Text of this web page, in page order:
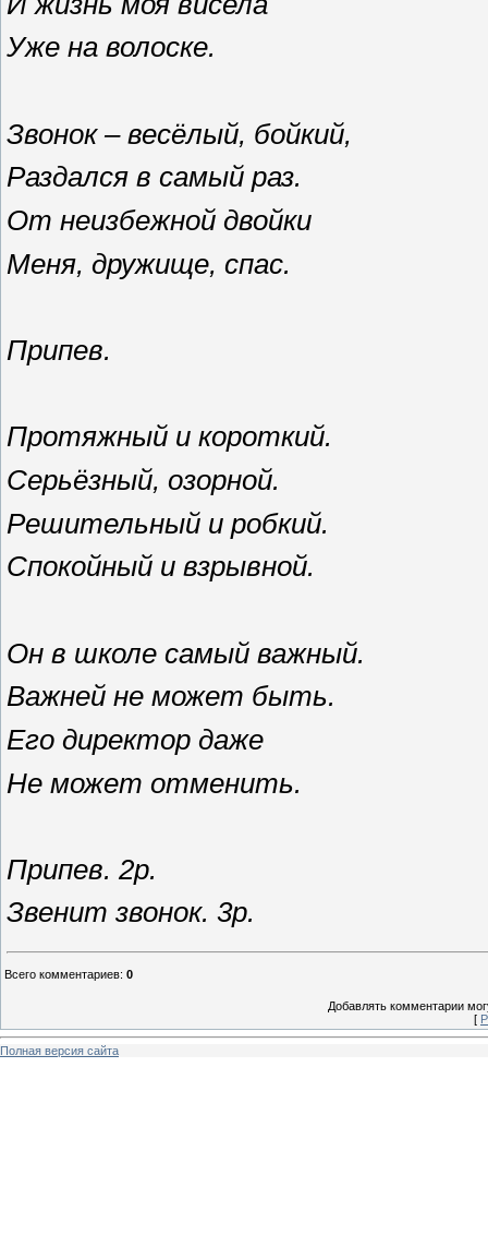
Уже на волоске.
Звонок – весёлый, бойкий,
Раздался в самый раз.
От неизбежной двойки
Меня, дружище, спас.
Припев.
Протяжный и короткий.
Серьёзный, озорной.
Решительный и робкий.
Спокойный и взрывной.
Он в школе самый важный.
Важней не может быть.
Его директор даже
Не может отменить.
Припев. 2р.
Звенит звонок. 3р.
Всего комментариев: 0
Добавлять комментарии
[
Полная версия сайта